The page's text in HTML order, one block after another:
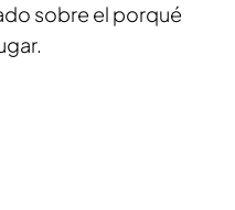
sobre el porqué